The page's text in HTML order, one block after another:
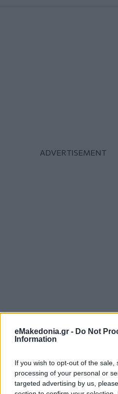
eMakedonia.gr - Do Not
Information
If you wish to opt-out of the
processing of your personal or
targeted advertising by us,